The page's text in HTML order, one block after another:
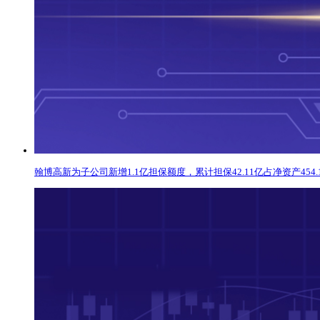
翰博高新为子公司新增1.1亿担保额度，累计担保42.11亿占净资产